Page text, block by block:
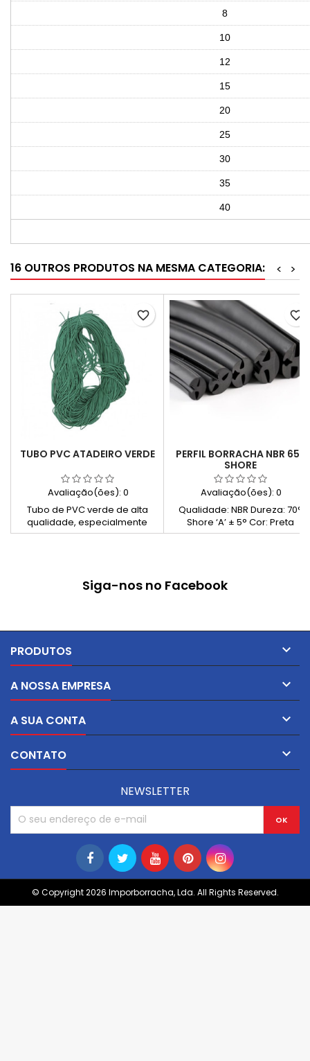
8
10
12
15
20
25
30
35
40
16 OUTROS PRODUTOS NA MESMA CATEGORIA: >
<
TUBO PVC ATADEIRO VERDE
Avaliação(ões): 0
Tubo de PVC verde de alta
qualidade, especialmente
desenvolvido para o atado de
planta como o aplicador
durante a sua utilização.
favorite_border
PERFIL BORRACHA NBR 65º
SHORE
Avaliação(ões): 0
Qualidade: NBR Dureza: 70°
Shore ‘A’ ± 5° Cor: Preta
favorite_border
Siga-nos no Facebook
PRODUTOS 
A NOSSA EMPRESA 
A SUA CONTA 
CONTATO 
NEWSLETTER
© Copyright 2026 Imporborracha, Lda. All Rights Reserved.